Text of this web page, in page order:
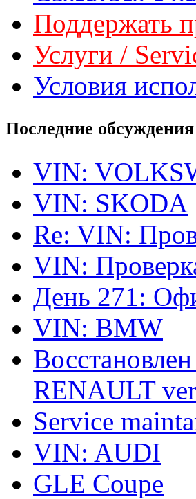
Поддержать
Услуги /
Условия
Последние обсуждения
VIN:
VIN: SKODA
Re: VIN:
VIN:
День 271:
VIN: BMW
RENAULT
Service
VIN: AUDI
GLE Coupe